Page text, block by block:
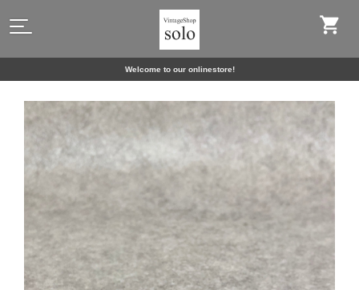
Welcome to our onlinestore!